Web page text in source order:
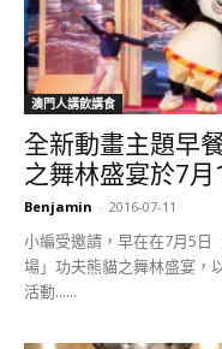
澳門人講飲講食
全新動畫主題早
之舞林盛宴於7
Benjamin - 2016-07-11
小編受邀請，早在在7月5日
場」功夫熊貓之舞林盛宴，
活動......